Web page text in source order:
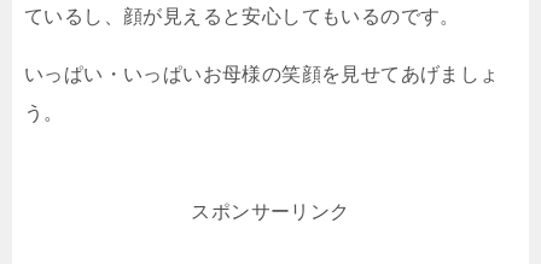
ているし、顔が見えると安心してもいるのです。
いっぱい・いっぱいお母様の笑顔を見せてあげましょ
う。
スポンサーリンク